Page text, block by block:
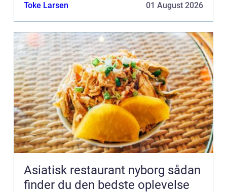
Toke Larsen 01 August 2026
Asiatisk restaurant nyborg sådan
finder du den bedste oplevelse